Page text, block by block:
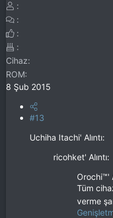
Cihaz
ROM
8 Şub 2015
#13
Uchiha Itachi' Alıntı:
ricohket' Alıntı:
Orochi™'
Tüm
verme